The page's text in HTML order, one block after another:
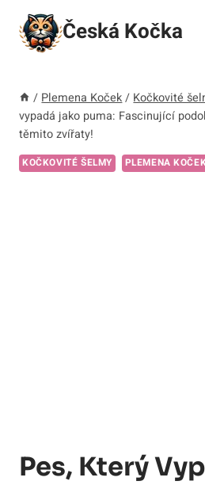
Přeskočit
obsah
Česká Kočka
/ Plemena Koček / Kočkovité
vypadá jako puma: Fascinující
těmito zvířaty!
KOČKOVITÉ ŠELMY PLEMENA
Pes, Který